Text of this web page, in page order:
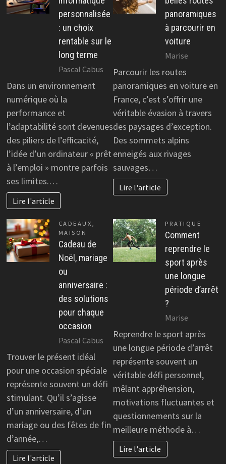
personnalisée
: un choix
rentable sur le
long terme
Pascal Cabus
Dans un environnement
numérique où la
performance et
l’adaptabilité sont devenues
des piliers de l’efficacité,
l’idée d’un ordinateur « prêt
à l’emploi » montre parfois
ses limites.…
Lire l'article
panoramiques
à parcourir en
voiture
Marise
Parcourir les routes
panoramiques en voiture en
France, c’est s’offrir une
véritable évasion à travers
des paysages d’exception.
Des sommets alpins
enneigés aux rivages
sauvages…
Lire l'article
CADEAUX
MAISON
Cadeau de
Noël, mariage
ou
anniversaire :
des solutions
pour chaque
occasion
Pascal Cabus
Trouver le présent idéal
pour une occasion spéciale
représente souvent un défi
stimulant. Qu’il s’agisse
d’un anniversaire, d’un
mariage ou des fêtes de fin
d’année,…
Lire l'article
PRATIQUE
Comment
reprendre le
sport après
une longue
période d’arrêt
?
Marise
Reprendre le sport après
une longue période d’arrêt
représente souvent un
véritable défi personnel,
mêlant appréhension,
motivations fluctuantes et
questionnements sur la
meilleure méthode à…
Lire l'article